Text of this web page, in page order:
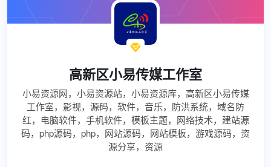

高新区小易传媒工作室
小易资源网，小易资源站，小易资源库，高新区小易传媒
工作室，影视，源码，软件，音乐，防洪系统，域名防
红，电脑软件，手机软件，模板主题，网络技术，建站源
码，php源码，php，网站源码，网站模板，游戏源码，资
源分享，资源